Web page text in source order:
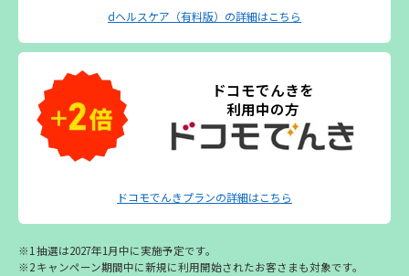
dヘルスケア（有料版）の詳細はこちら
ドコモでんきを
利用中の方
ドコモでんきプランの詳細はこちら
※1 抽選は2027年1月中に実施予定です。
※2キャンペーン期間中に新規に利用開始されたお客さまも対象です。